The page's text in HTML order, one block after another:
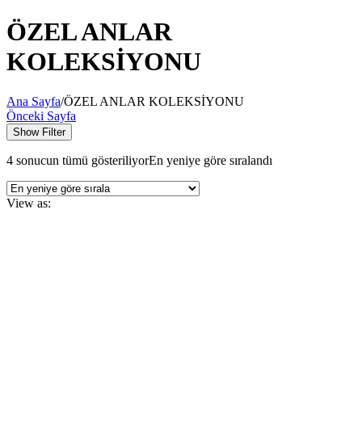
ÖZEL ANLAR
KOLEKSİYONU
Ana Sayfa/ÖZEL ANLAR KOLEKSİYONU
Önceki Sayfa
Show Filter
4 sonucun tümü gösteriliyorEn yeniye göre sıralandı
View as: